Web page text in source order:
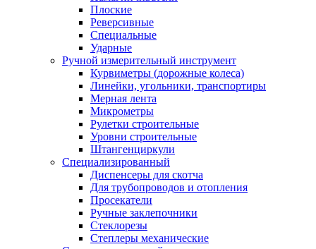
Плоские
Реверсивные
Специальные
Ударные
Ручной измерительный инструмент
Курвиметры (дорожные колеса)
Линейки, угольники, транспортиры
Мерная лента
Микрометры
Рулетки строительные
Уровни строительные
Штангенциркули
Специализированный
Диспенсеры для скотча
Для трубопроводов и отопления
Просекатели
Ручные заклепочники
Стеклорезы
Степлеры механические